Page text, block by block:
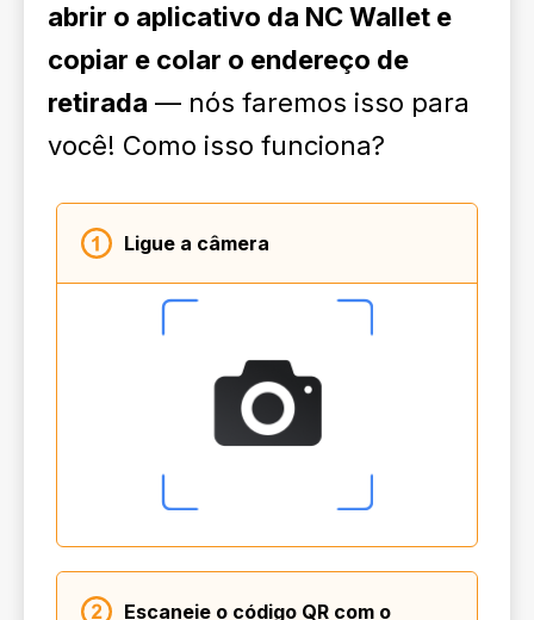
abrir o aplicativo da NC Wallet e
copiar e colar o endereço de
retirada — nós faremos isso para
você! Como isso funciona?
Ligue a câmera
Escaneie o código QR com o